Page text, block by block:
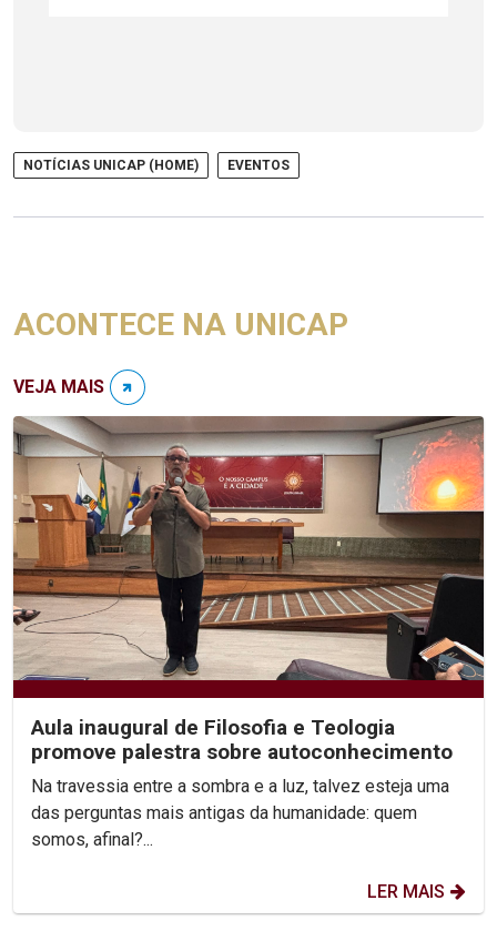
NOTÍCIAS UNICAP (HOME) EVENTOS
ACONTECE NA UNICAP
VEJA MAIS
Aula inaugural de Filosofia e Teologia
promove palestra sobre autoconhecimento
Na travessia entre a sombra e a luz, talvez esteja uma
das perguntas mais antigas da humanidade: quem
somos, afinal?...
LER MAIS